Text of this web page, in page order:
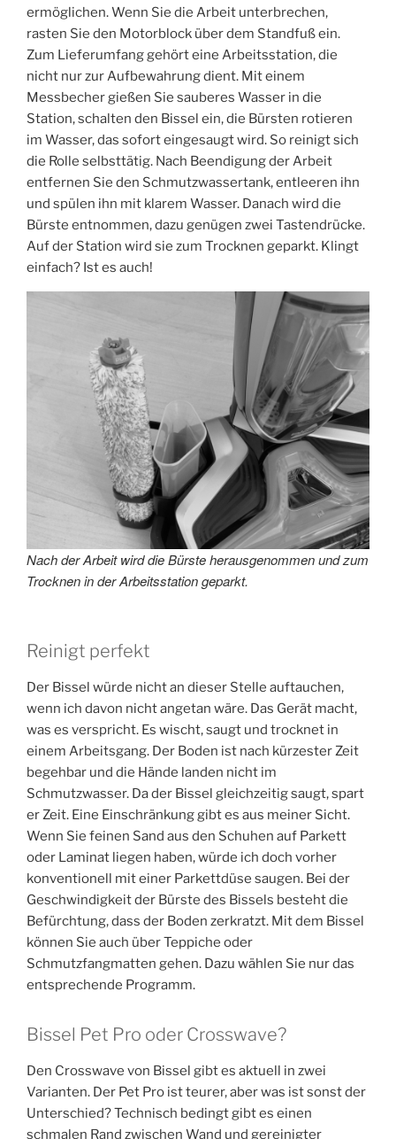
ermöglichen. Wenn Sie die Arbeit unterbrechen,
rasten Sie den Motorblock über dem Standfuß ein.
Zum Lieferumfang gehört eine Arbeitsstation, die
nicht nur zur Aufbewahrung dient. Mit einem
Messbecher gießen Sie sauberes Wasser in die
Station, schalten den Bissel ein, die Bürsten rotieren
im Wasser, das sofort eingesaugt wird. So reinigt sich
die Rolle selbsttätig. Nach Beendigung der Arbeit
entfernen Sie den Schmutzwassertank, entleeren ihn
und spülen ihn mit klarem Wasser. Danach wird die
Bürste entnommen, dazu genügen zwei Tastendrücke.
Auf der Station wird sie zum Trocknen geparkt. Klingt
einfach? Ist es auch!
Nach der Arbeit wird die Bürste herausgenommen und zum
Trocknen in der Arbeitsstation geparkt.
Reinigt perfekt
Der Bissel würde nicht an dieser Stelle auftauchen,
wenn ich davon nicht angetan wäre. Das Gerät macht,
was es verspricht. Es wischt, saugt und trocknet in
einem Arbeitsgang. Der Boden ist nach kürzester Zeit
begehbar und die Hände landen nicht im
Schmutzwasser. Da der Bissel gleichzeitig saugt, spart
er Zeit. Eine Einschränkung gibt es aus meiner Sicht.
Wenn Sie feinen Sand aus den Schuhen auf Parkett
oder Laminat liegen haben, würde ich doch vorher
konventionell mit einer Parkettdüse saugen. Bei der
Geschwindigkeit der Bürste des Bissels besteht die
Befürchtung, dass der Boden zerkratzt. Mit dem Bissel
können Sie auch über Teppiche oder
Schmutzfangmatten gehen. Dazu wählen Sie nur das
entsprechende Programm.
Bissel Pet Pro oder Crosswave?
Den Crosswave von Bissel gibt es aktuell in zwei
Varianten. Der Pet Pro ist teurer, aber was ist sonst der
Unterschied? Technisch bedingt gibt es einen
schmalen Rand zwischen Wand und gereinigter